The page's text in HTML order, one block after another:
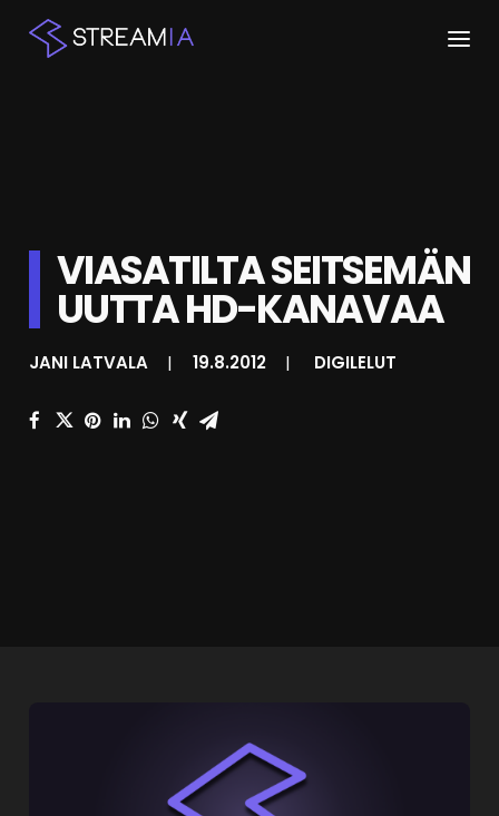
KESKUSTELU
SHOP
HAKU
VIASATILTA SEITSEMÄN
UUTTA HD-KANAVAA
JANI LATVALA | 19.8.2012 | DIGILELUT